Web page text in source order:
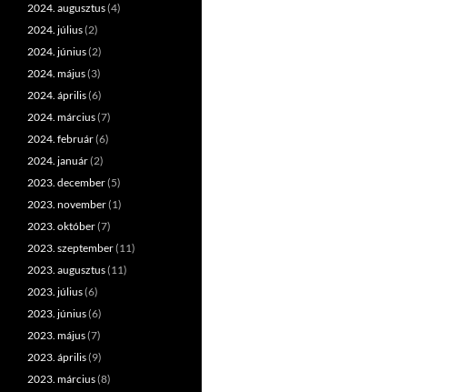
2024. augusztus(4)
2024. július(2)
2024. június(2)
2024. május(3)
2024. április(6)
2024. március(7)
2024. február(6)
2024. január(2)
2023. december(5)
2023. november(1)
2023. október(7)
2023. szeptember(11)
2023. augusztus(11)
2023. július(6)
2023. június(6)
2023. május(7)
2023. április(9)
2023. március(8)